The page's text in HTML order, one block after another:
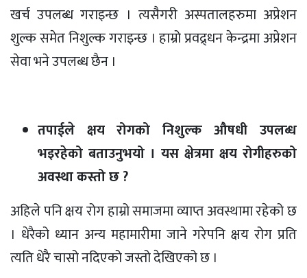
खर्च उपलब्ध गराइन्छ । त्यसैगरी अस्पतालहरुमा अप्रेशन
शुल्क समेत निशुल्क गराइन्छ । हाम्रो प्रवद्र्धन केन्द्रमा अप्रेशन
सेवा भने उपलब्ध छैन ।
तपाईले क्षय रोगको निशुल्क औषधी उपलब्ध
भइरहेको बताउनुभयो । यस क्षेत्रमा क्षय रोगीहरुको
अवस्था कस्तो छ ?
अहिले पनि क्षय रोग हाम्रो समाजमा व्याप्त अवस्थामा रहेको छ
। धेरैको ध्यान अन्य महामारीमा जाने गरेपनि क्षय रोग प्रति
त्यति धेरै चासो नदिएको जस्तो देखिएको छ ।